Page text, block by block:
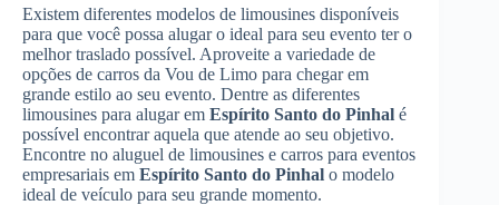
Existem diferentes modelos de limousines disponíveis
para que você possa alugar o ideal para seu evento ter o
melhor traslado possível. Aproveite a variedade de
opções de carros da Vou de Limo para chegar em
grande estilo ao seu evento. Dentre as diferentes
limousines para alugar em Espírito Santo do Pinhal é
possível encontrar aquela que atende ao seu objetivo.
Encontre no aluguel de limousines e carros para eventos
empresariais em Espírito Santo do Pinhal o modelo
ideal de veículo para seu grande momento.